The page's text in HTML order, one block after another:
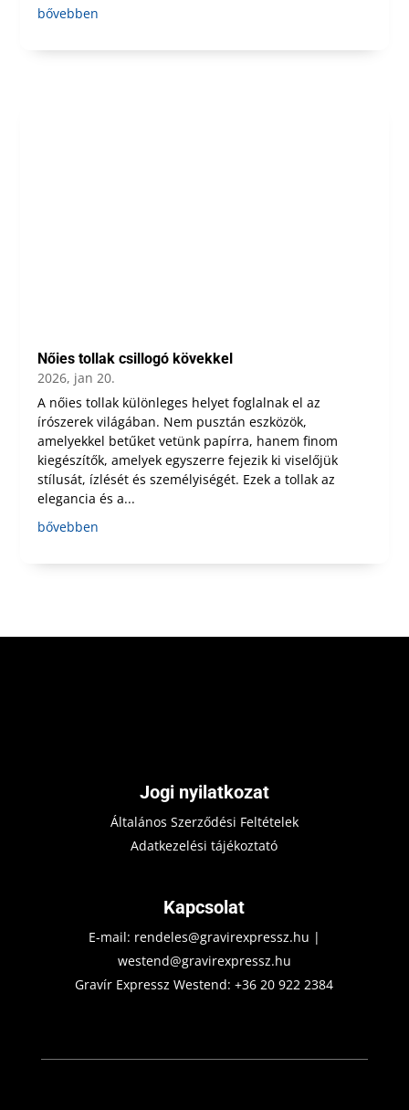
bővebben
Nőies tollak csillogó kövekkel
2026, jan 20.
A nőies tollak különleges helyet foglalnak el az
írószerek világában. Nem pusztán eszközök,
amelyekkel betűket vetünk papírra, hanem finom
kiegészítők, amelyek egyszerre fejezik ki viselőjük
stílusát, ízlését és személyiségét. Ezek a tollak az
elegancia és a...
bővebben
Jogi nyilatkozat
Általános Szerződési Feltételek
Adatkezelési tájékoztató
Kapcsolat
E-mail: rendeles@gravirexpressz.hu |
westend@gravirexpressz.hu
Gravír Expressz Westend:+36 20 922 2384